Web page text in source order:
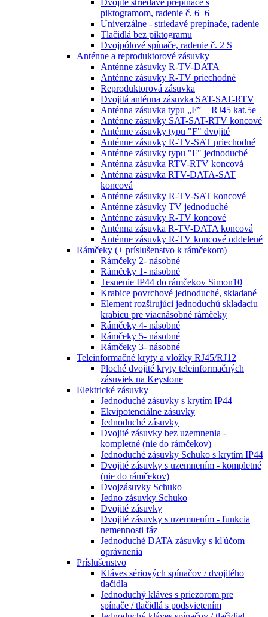
Dvojité striedavé prepínače s
piktogramom, radenie č. 6+6
Univerzálne - striedavé prepínače, radenie
Tlačidlá bez piktogramu
Dvojpólové spínače, radenie č. 2 S
Anténne a reproduktorové zásuvky
Anténne zásuvky R-TV-DATA
Anténne zásuvky R-TV priechodné
Reproduktorová zásuvka
Dvojitá anténna zásuvka SAT-SAT-RTV
Anténna zásuvka typu „F” + RJ45 kat.5e
Anténne zásuvky SAT-SAT-RTV koncové
Anténne zásuvky typu "F" dvojité
Anténne zásuvky R-TV-SAT priechodné
Anténne zásuvky typu "F" jednoduché
Anténna zásuvka RTV-RTV koncová
Anténna zásuvka RTV-DATA-SAT
koncová
Anténne zásuvky R-TV-SAT koncové
Anténne zásuvky TV jednoduché
Anténne zásuvky R-TV koncové
Anténna zásuvka R-TV-DATA koncová
Anténne zásuvky R-TV koncové oddelené
Rámčeky (+ príslušenstvo k rámčekom)
Rámčeky 2- násobné
Rámčeky 1- násobné
Tesnenie IP44 do rámčekov Simon10
Krabice povrchové jednoduché, skladané
Element rozširujúci jednoduchú skladaciu
krabicu pre viacnásobné rámčeky
Rámčeky 4- násobné
Rámčeky 5- násobné
Rámčeky 3- násobné
Teleinformačné kryty a vložky RJ45/RJ12
Ploché dvojité kryty teleinformačných
zásuviek na Keystone
Elektrické zásuvky
Jednoduché zásuvky s krytím IP44
Ekvipotenciálne zásuvky
Jednoduché zásuvky
Dvojité zásuvky bez uzemnenia -
kompletné (nie do rámčekov)
Jednoduché zásuvky Schuko s krytím IP44
Dvojité zásuvky s uzemnením - kompletné
(nie do rámčekov)
Dvojzásuvky Schuko
Jedno zásuvky Schuko
Dvojité zásuvky
Dvojité zásuvky s uzemnením - funkcia
nemennosti fáz
Jednoduché DATA zásuvky s kľúčom
oprávnenia
Príslušenstvo
Kláves sériových spínačov / dvojitého
tlačidla
Jednoduchý kláves s priezorom pre
spínače / tlačidlá s podsvietením